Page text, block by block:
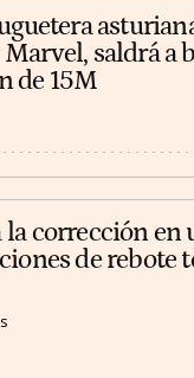
saldrá a
de 15M
corrección en
de rebote